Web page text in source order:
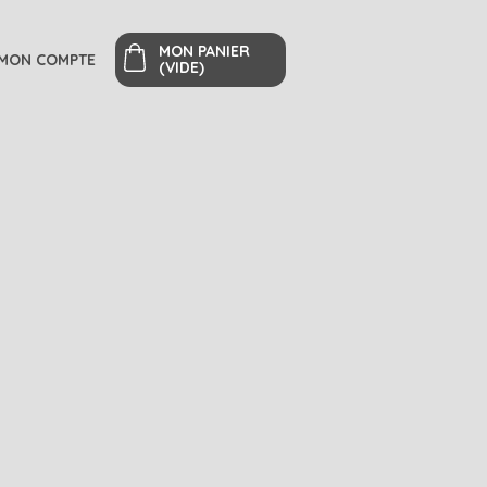
COMPTE
MON PANIER
(VIDE)